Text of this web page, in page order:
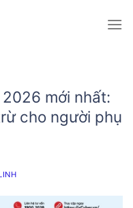
mới nhất:
cho người phụ